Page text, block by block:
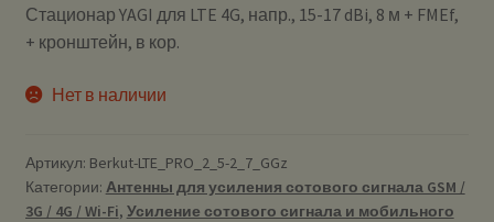
Стационар YAGI для LTE 4G, напр., 15-17 dBi, 8 м + FMEf,
+ кронштейн, в кор.
Нет в наличии
Артикул: Berkut-LTE_PRO_2_5-2_7_GGz
Категории: Антенны для усиления сотового сигнала GSM /
3G / 4G / Wi-Fi, Усиление сотового сигнала и мобильного